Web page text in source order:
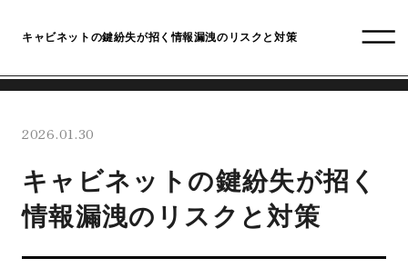
キャビネットの鍵紛失が招く情報漏洩のリスクと対策
2026.01.30
キャビネットの鍵紛失が招く
情報漏洩のリスクと対策